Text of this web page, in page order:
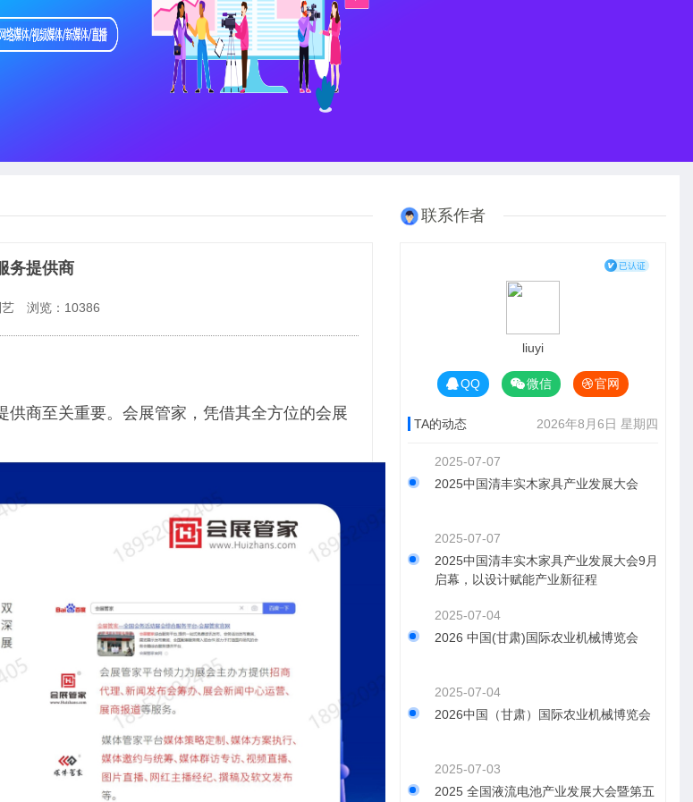
务提供商
浏览： 10386
商至关重要。会展管家，凭借其全方位的会展
联系作者
liuyi
QQ 微信 官网
TA的动态 2026年8月6日 星期四
2025-07-07
2025中国清丰实木家具产业发展大会
2025-07-07
2025中国清丰实木家具产业发展大会9月
启幕，以设计赋能产业新征程
2025-07-04
2026 中国(甘肃)国际农业机械博览会
2025-07-04
2026中国（甘肃）国际农业机械博览会
2025-07-03
2025 全国液流电池产业发展大会暨第五